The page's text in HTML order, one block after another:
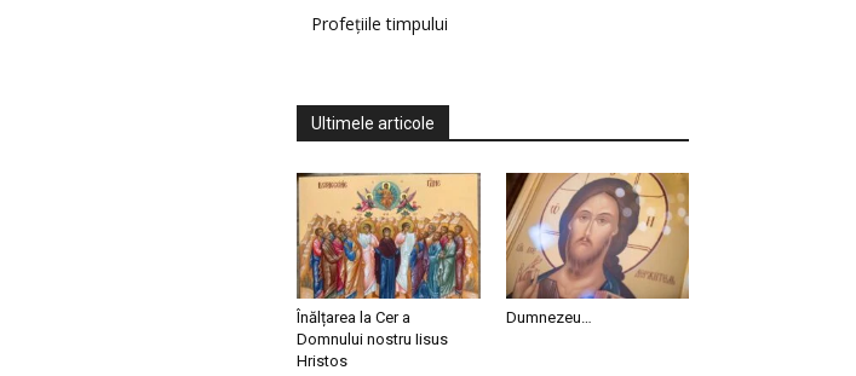
Profețiile timpului
Ultimele articole
Înălțarea la Cer a
Domnului nostru Iisus
Hristos
Dumnezeu…